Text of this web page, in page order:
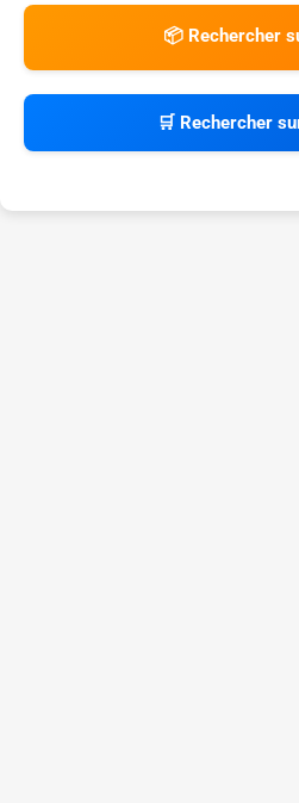
📦 Rechercher
🛒 Rechercher